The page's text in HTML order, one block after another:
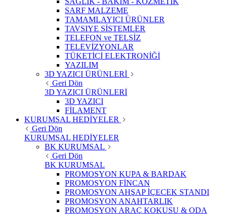
SARF MALZEME
TAMAMLAYICI ÜRÜNLER
TAVSIYE SİSTEMLER
TELEFON ve TELSİZ
TELEVİZYONLAR
TÜKETİCİ ELEKTRONİĞİ
YAZILIM
3D YAZICI ÜRÜNLERİ
Geri Dön
3D YAZICI ÜRÜNLERİ
3D YAZICI
FİLAMENT
KURUMSAL HEDİYELER
Geri Dön
KURUMSAL HEDİYELER
BK KURUMSAL
Geri Dön
BK KURUMSAL
PROMOSYON KUPA & BARDAK
PROMOSYON FİNCAN
PROMOSYON AHŞAP İÇECEK STANDI
PROMOSYON ANAHTARLIK
PROMOSYON ARAÇ KOKUSU & ODA